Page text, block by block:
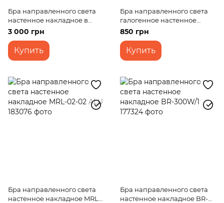
Бра направленного света
настенное накладное в
ванную HTL-10-04/3
3 000 грн
Купить
Бра направленного света
галогенное настенное
накладное HTL-11-43/2C
850 грн
Купить
Бра направленного света
настенное накладное MRL-
Бра направленного света
настенное накладное BR-